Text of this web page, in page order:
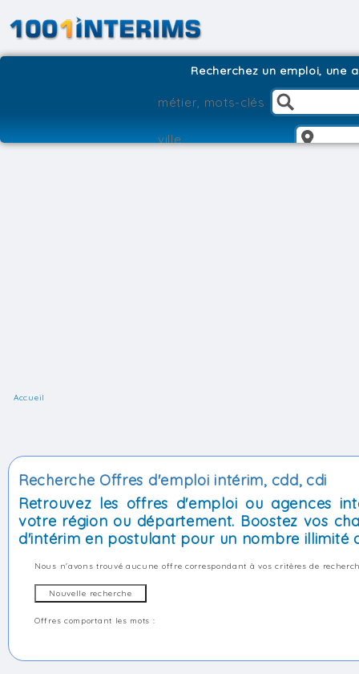
Recherchez un emploi, une
Accueil
Recherche Offres d'emploi intérim, cdd, cdi
Retrouvez les offres d'emploi ou agences
votre région ou département. Boostez vos
d'intérim en postulant pour un nombre illimité
Nous n'avons trouvé aucune offre correspondant à vos critères de
Offres comportant les mots :